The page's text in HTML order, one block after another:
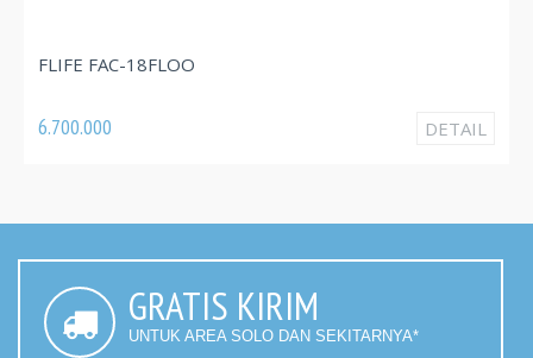
18FLOO
3.820.000
GRATIS KIRIM
UNTUK AREA SOLO DAN SEKITARNYA*